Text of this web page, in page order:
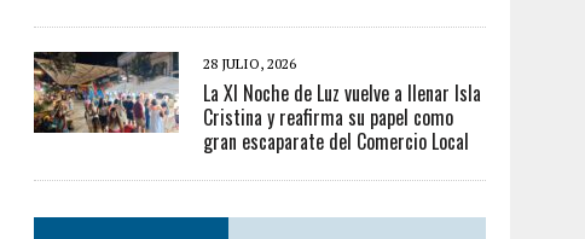
28 JULIO, 2026
La XI Noche de Luz vuelve a llenar Isla
Cristina y reafirma su papel como
gran escaparate del Comercio Local